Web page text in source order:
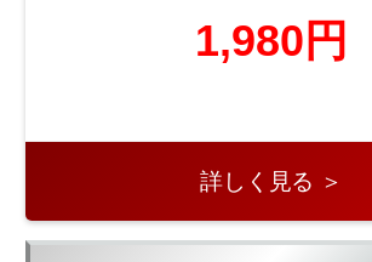
1,980円
詳しく見る ＞